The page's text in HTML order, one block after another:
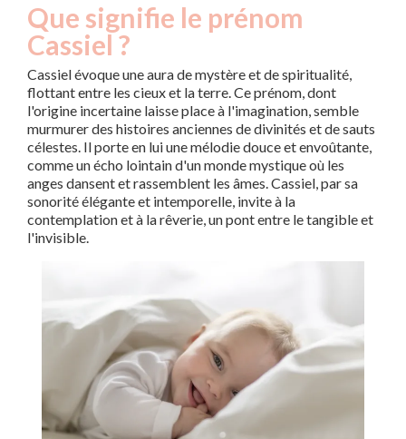
Que signifie le prénom
Cassiel ?
Cassiel évoque une aura de mystère et de spiritualité,
flottant entre les cieux et la terre. Ce prénom, dont
l'origine incertaine laisse place à l'imagination, semble
murmurer des histoires anciennes de divinités et de sauts
célestes. Il porte en lui une mélodie douce et envoûtante,
comme un écho lointain d'un monde mystique où les
anges dansent et rassemblent les âmes. Cassiel, par sa
sonorité élégante et intemporelle, invite à la
contemplation et à la rêverie, un pont entre le tangible et
l'invisible.